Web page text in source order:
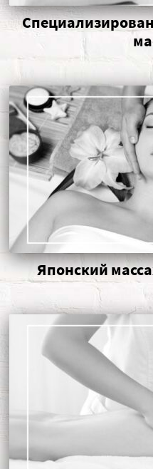
Японский